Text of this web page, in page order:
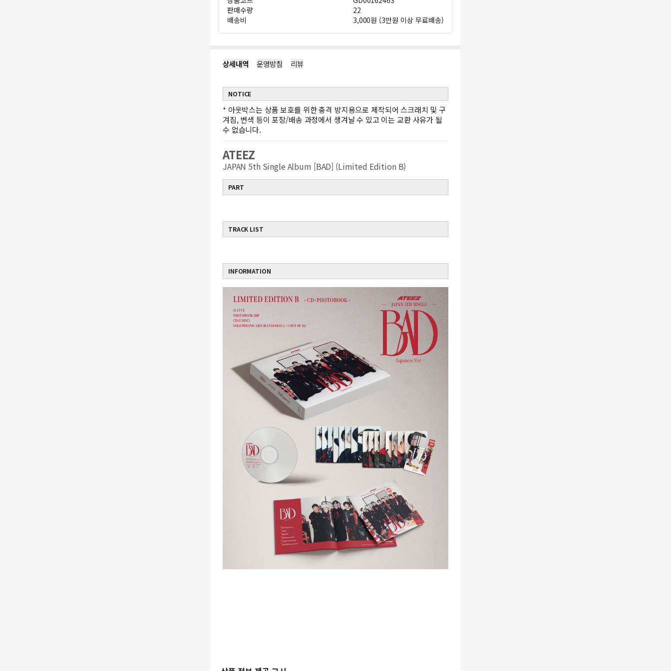
판매수량
22
배송비
3,000원 (3만원 이상 무료배송)
상세내역 운영방침 리뷰
NOTICE
* 아웃박스는 상품 보호를 위한 충격 방지용으로 제작되어 스크래치 및 구
겨짐, 변색 등이 포장/배송 과정에서 생겨날 수 있고 이는 교환 사유가 될
수 없습니다.
ATEEZ
JAPAN 5th Single Album [BAD] (Limited Edition B)
PART
TRACK LIST
INFORMATION